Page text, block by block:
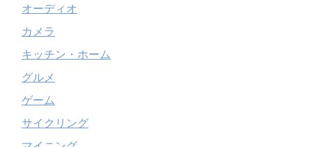
オーディオ
カメラ
キッチン・ホーム
グルメ
ゲーム
サイクリング